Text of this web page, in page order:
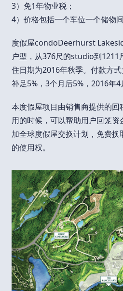
3）免1年物业税；
4）价格包括一个车位一个储物间
度假屋condoDeerhurst
户型，从376尺的studio到1211
住日期为2016年秋季。付款方
补足5%，3个月后5%，2016年4
本度假屋项目由销售商提供的
用的时候，可以帮助用户回笼
加全球度假屋交换计划，免费
的使用权。